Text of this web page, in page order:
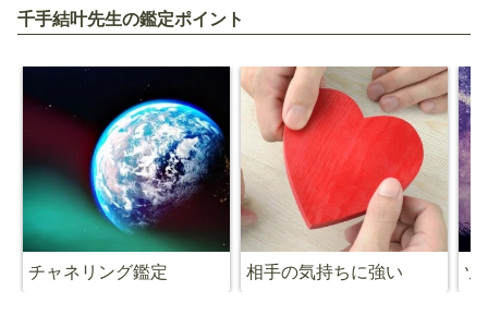
千手結叶先生の鑑定ポイント
チャネリング鑑定 相手の気持ちに強い ツ